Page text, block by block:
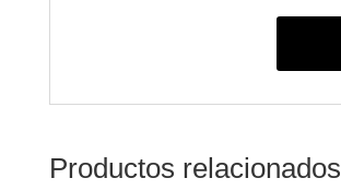
Productos relacionados